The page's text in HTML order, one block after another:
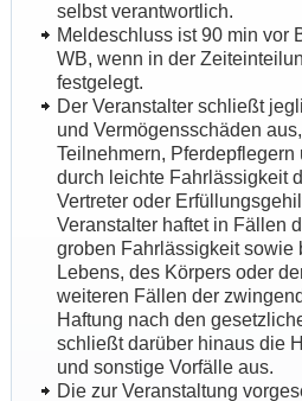
selbst verantwortlich.
Meldeschluss ist 90 min vor
WB, wenn in der
festgelegt.
Der Veranstalter schließt
und Vermögensschäden
Teilnehmern, Pferdepflegern
durch leichte Fahrlässigkeit
Vertreter oder
Veranstalter haftet in Fällen
groben Fahrlässigkeit sowie
Lebens, des Körpers oder
weiteren Fällen der
Haftung nach den
schließt darüber hinaus die
und sonstige Vorfälle aus.
Die zur Veranstaltung